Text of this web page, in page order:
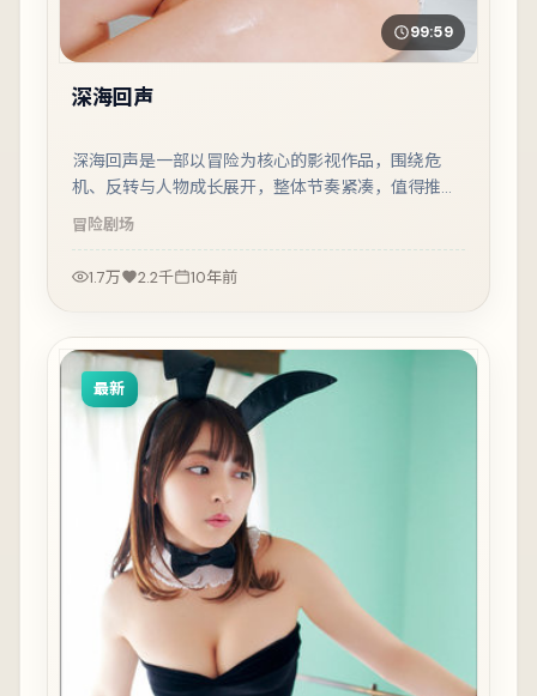
99:59
深海回声
深海回声是一部以冒险为核心的影视作品，围绕危
机、反转与人物成长展开，整体节奏紧凑，值得推荐
观看。
冒险剧场
1.7万 2.2千 10年前
最新